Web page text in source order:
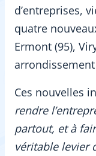
d’entreprises,
quatre
Ermont (95),
Ces nouvelles
rendre
partout, et à
véritable levier